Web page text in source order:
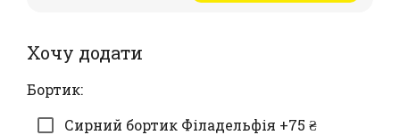
Хочу додати
Бортик:
Сирний бортик Філадельфія +75 ₴